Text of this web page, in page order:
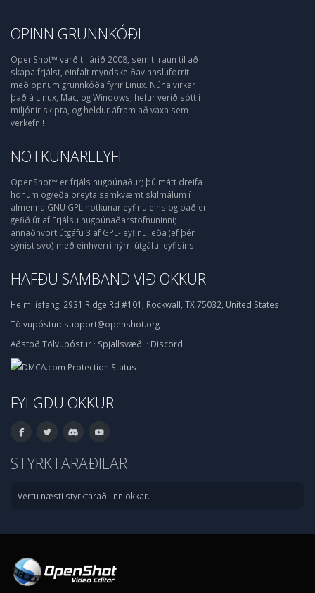
OPINN GRUNNKÓÐI
OpenShot™ varð til árið 2008, sem tilraun til að
skapa frjálst, einfalt myndskeiðavinnsluforrit
með opnum grunnkóða fyrir Linux. Núna virkar
það á Linux, Mac, og Windows, hefur verið sótt í
miljónir skipta, og heldur áfram að vaxa sem
verkefni!
NOTKUNARLEYFI
OpenShot™ er frjáls hugbúnaður; þú mátt dreifa
honum og/eða breyta samkvæmt skilmálum í
almenna GNU GPL notkunarleyfinu eins og það er
gefið út af Frjálsu hugbúnaðarstofnuninni;
annaðhvort útgáfu 3 af GPL-leyfinu, eða (ef þér
sýnist svo) með einhverri nýrri útgáfu leyfisins.
HAFÐU SAMBAND VIÐ OKKUR
Heimilisfang: 2931 Ridge Rd #101, Rockwall, TX 75032, United States
Tölvupóstur: support@openshot.org
Aðstoð Tölvupóstur · Spjallsvæði · Discord
FYLGDU OKKUR
STYRKTARAÐILAR
Vertu næsti styrktaraðilinn okkar.